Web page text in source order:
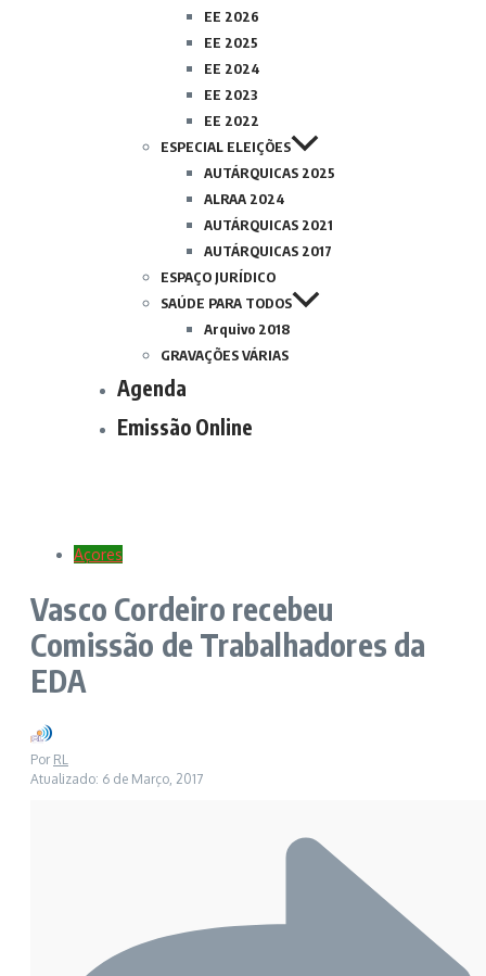
EE 2026
EE 2025
EE 2024
EE 2023
EE 2022
ESPECIAL ELEIÇÕES
AUTÁRQUICAS 2025
ALRAA 2024
AUTÁRQUICAS 2021
AUTÁRQUICAS 2017
ESPAÇO JURÍDICO
SAÚDE PARA TODOS
Arquivo 2018
GRAVAÇÕES VÁRIAS
Agenda
Emissão Online
Açores
Vasco Cordeiro recebeu
Comissão de Trabalhadores da
EDA
Por RL
Atualizado: 6 de Março, 2017